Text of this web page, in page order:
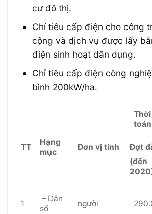
cư đô thị.
Chỉ tiêu cấp điện cho công
cộng và dịch vụ được lấy
điện sinh hoạt dân dụng.
Chỉ tiêu cấp điện công
bình 200kW/ha.
TT
Hạng
mục
Đơn vị tính
toán
Đợt
(đến
1
– Dân
số
người